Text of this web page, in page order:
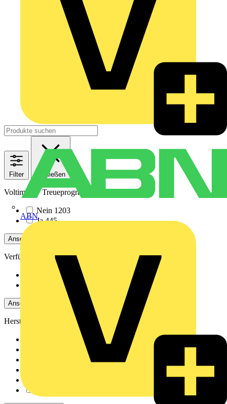
ABN
Filter Schließen
Voltimum+ Treueprogramm
Nein 1203
Ja445
Ansehen -4 Mehr
Verfügbarkeit
Verfügbar
451
Nicht verfügbar
Ansehen -4 Mehr
Hersteller
Schneider Electric
31